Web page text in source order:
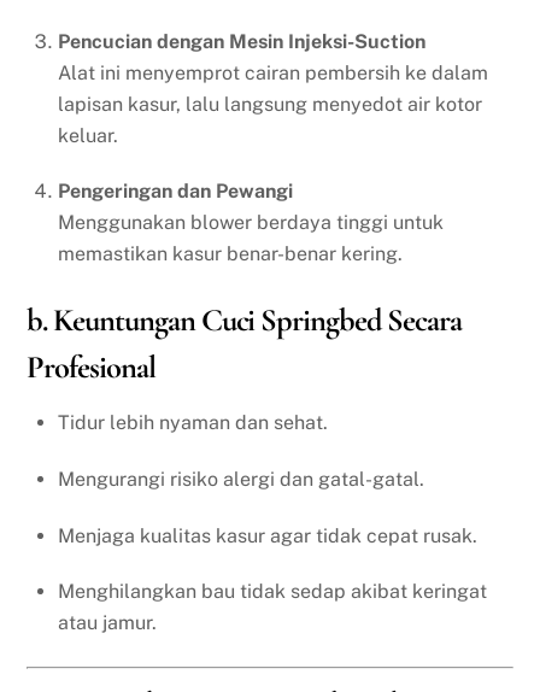
Pencucian dengan Mesin Injeksi-Suction
Alat ini menyemprot cairan pembersih ke dalam
lapisan kasur, lalu langsung menyedot air kotor
keluar.
Pengeringan dan Pewangi
Menggunakan blower berdaya tinggi untuk
memastikan kasur benar-benar kering.
b. Keuntungan Cuci Springbed Secara
Profesional
Tidur lebih nyaman dan sehat.
Mengurangi risiko alergi dan gatal-gatal.
Menjaga kualitas kasur agar tidak cepat rusak.
Menghilangkan bau tidak sedap akibat keringat
atau jamur.